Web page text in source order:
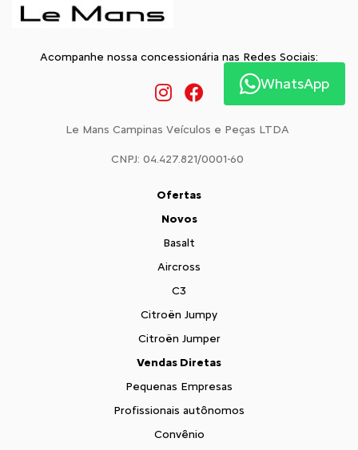
Acompanhe nossa concessionária nas Redes Sociais:
Le Mans Campinas Veículos e Peças LTDA
CNPJ: 04.427.821/0001-60
Ofertas
Novos
Basalt
Aircross
C3
Citroën Jumpy
Citroën Jumper
Vendas Diretas
Pequenas Empresas
Profissionais autônomos
Convênio
WhatsApp